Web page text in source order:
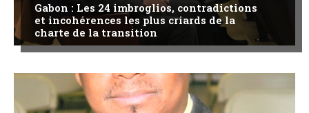
Gabon : Les 24 imbroglios, contradictions
et incohérences les plus criards de la
charte de la transition